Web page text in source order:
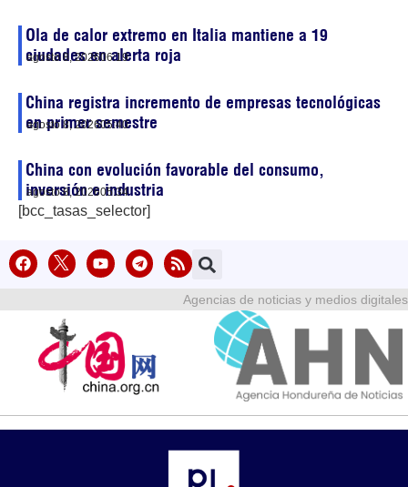
Ola de calor extremo en Italia mantiene a 19
ciudades en alerta roja
agosto 8, 202606:19
China registra incremento de empresas tecnológicas
en primer semestre
agosto 8, 202605:40
China con evolución favorable del consumo,
inversión e industria
agosto 8, 202605:34
[bcc_tasas_selector]
Agencias de noticias y medios digitales